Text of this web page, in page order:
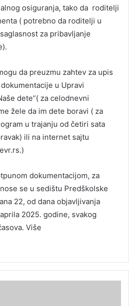
osiguranja, tako da roditelji
( potrebno da roditelji u
za pribavljanje
da preuzmu zahtev za upis
u Upravi
dete“( za celodnevni
žele da im dete boravi ( za
u trajanju od četiri sata
ili na internet sajtu
dokumentacijom, za
se u sedištu Predškolske
22, od dana objavljivanja
2025. godine, svakog
Više